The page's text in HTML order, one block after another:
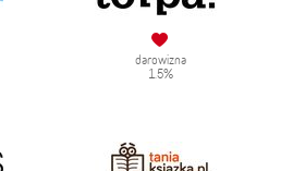
darowizna
1.5%